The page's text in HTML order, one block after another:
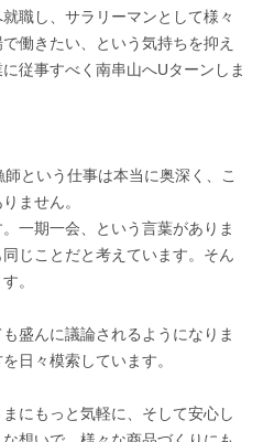
職し、サラリーマンとして様々
働きたい、という気持ちを抑え
従事すべく南串山へUターンしま
という仕事は本当に奥深く、こ
ません。
一期一会、という言葉がありま
じことだと考えています。そん
。
盛んに議論されるようになりま
日々模索しています。
にもっと気軽に、そして安心し